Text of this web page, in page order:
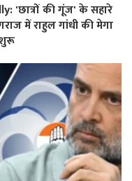
'छात्रों की गूंज' के सहारे
में राहुल गांधी की मेगा